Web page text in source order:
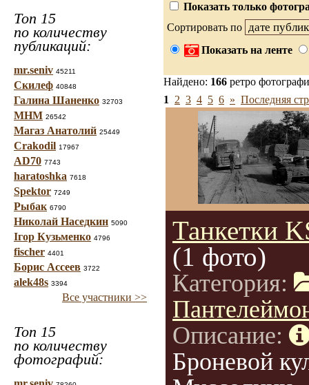
Топ 15
по количеству
публикаций:
mr.seniv 45211
Скилеф 40848
Галина Шаненко 32703
МНМ 26542
Магаз Анатолий 25449
Crakodil 17967
AD70 7743
haratoshka 7618
Spektor 7249
Рыбак 6790
Николай Наседкин 5090
Ігор Кузьменко 4796
fischer 4401
Борис Ассеев 3722
alek48s 3394
Все участники >>
Топ 15
по количеству
фотографий:
Показать только
Сортировать по
Показать на ленте
Найдено: 166 ретро
1
2 3 4 5 6 » Последняя
Танкетки
(1 фото)
Категория:
Описание:
Броневой